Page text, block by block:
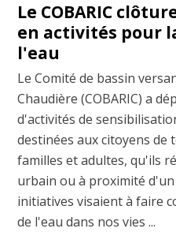
Le COBARIC
en activités pour
l'eau
Le Comité de bassin
Chaudière (COBARIC) a
d'activités de
destinées aux citoyens de
familles et adultes, qu'ils
urbain ou à proximité d'un
initiatives visaient à faire
de l'eau dans nos vies ...